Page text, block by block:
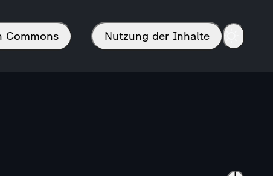
Commons Nutzung der Inhalte